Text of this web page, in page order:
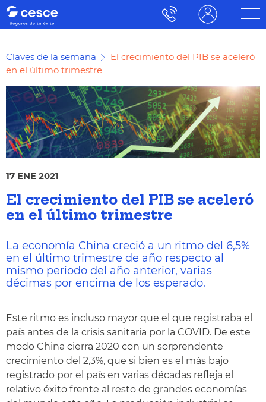
Claves de la semana
El crecimiento del PIB se aceleró
en el último trimestre
17 ENE 2021
El crecimiento del PIB se aceleró
en el último trimestre
La economía China creció a un ritmo del 6,5%
en el último trimestre de año respecto al
mismo periodo del año anterior, varias
décimas por encima de los esperado.
Este ritmo es incluso mayor que el que registraba el
país antes de la crisis sanitaria por la COVID. De este
modo China cierra 2020 con un sorprendente
crecimiento del 2,3%, que si bien es el más bajo
registrado por el país en varias décadas refleja el
relativo éxito frente al resto de grandes economías